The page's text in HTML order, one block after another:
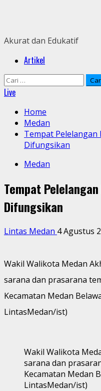
Akurat dan Edukatif
PrimaryArtikel
Cari
untuk:
Live
Home
Medan
Tempat Pelelangan
Difungsikan
Medan
Tempat
Difungsikan
Lintas Medan 4 Agustus
Wakil Walikota Medan
sarana dan prasarana
Kecamatan Medan
LintasMedan/ist)
Wakil Walikota
sarana dan
Kecamatan Medan
LintasMedan/ist)